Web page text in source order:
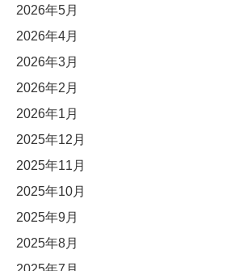
2026年5月
2026年4月
2026年3月
2026年2月
2026年1月
2025年12月
2025年11月
2025年10月
2025年9月
2025年8月